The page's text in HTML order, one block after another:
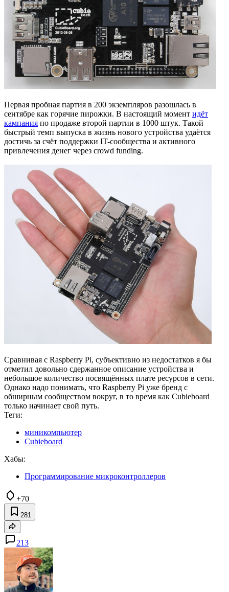
Первая пробная партия в 200 экземпляров разошлась в
сентябре как горячие пирожки. В настоящий момент идёт
кампания по продаже второй партии в 1000 штук. Такой
быстрый темп выпуска в жизнь нового устройства удаётся
достичь за счёт поддержки IT-сообщества и активного
привлечения денег через crowd funding.
Сравнивая с Raspberry Pi, субъективно из недостатков я бы
отметил довольно сдержанное описание устройства и
небольшое количество посвящённых плате ресурсов в сети.
Однако надо понимать, что Raspberry Pi уже бренд с
обширным сообществом вокруг, в то время как Cubieboard
только начинает свой путь.
Теги:
миникомпьютер
Cubieboard
Хабы:
Программирование микроконтроллеров
+70
281
213